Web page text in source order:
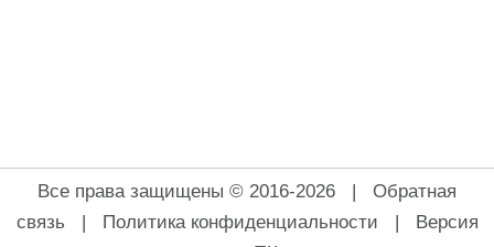
Все права защищены © 2016-2026 | Обратная
связь | Политика конфиденциальности | Версия